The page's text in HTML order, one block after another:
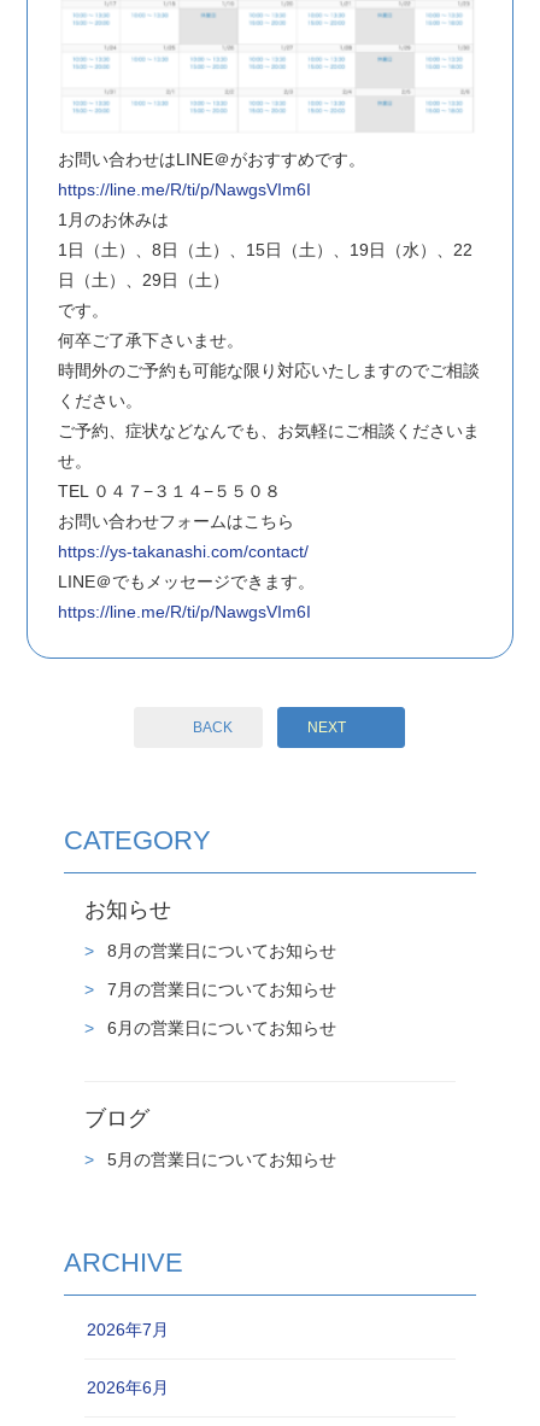
お問い合わせはLINE＠がおすすめです。
https://line.me/R/ti/p/NawgsVIm6I
1月のお休みは
1日（土）、8日（土）、15日（土）、19日（水）、22
日（土）、29日（土）
です。
何卒ご了承下さいませ。
時間外のご予約も可能な限り対応いたしますのでご相談
ください。
ご予約、症状などなんでも、お気軽にご相談くださいま
せ。
TEL ０４７−３１４−５５０８
お問い合わせフォームはこちら
https://ys-takanashi.com/contact/
LINE＠でもメッセージできます。
https://line.me/R/ti/p/NawgsVIm6I
BACK NEXT
CATEGORY
お知らせ
8月の営業日についてお知らせ
7月の営業日についてお知らせ
6月の営業日についてお知らせ
ブログ
5月の営業日についてお知らせ
ARCHIVE
2026年7月
2026年6月